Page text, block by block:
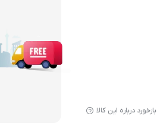
بازخورد درباره این کالا